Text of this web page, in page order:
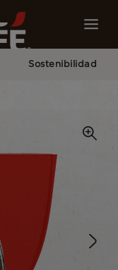
Sostenibilidad